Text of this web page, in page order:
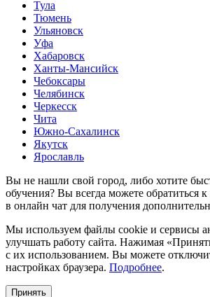
Тула
Тюмень
Ульяновск
Уфа
Хабаровск
Ханты-Мансийск
Чебоксары
Челябинск
Черкесск
Чита
Южно-Сахалинск
Якутск
Ярославль
Вы не нашли свой город, либо хотите
обучения? Вы всегда можете обратиться
в онлайн чат для получения
Мы используем файлы cookie и сервисы
улучшать работу сайта. Нажимая
с их использованием. Вы можете
настройках браузера. Подробнее.
Принять